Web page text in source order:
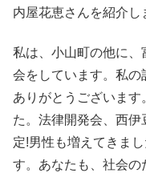
内屋花恵さんを紹介し
私は、小山町の他に
会をしています。私の
ありがとうございま
た。法律開発会、西
定!男性も増えてきま
す。あなたも、社会